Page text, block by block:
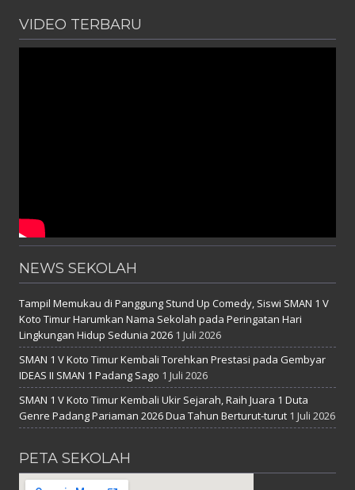
VIDEO TERBARU
NEWS SEKOLAH
Tampil Memukau di Panggung Stund Up Comedy, Siswi SMAN 1 V
Koto Timur Harumkan Nama Sekolah pada Peringatan Hari
Lingkungan Hidup Sedunia 2026 1 Juli 2026
SMAN 1 V Koto Timur Kembali Torehkan Prestasi pada Gembyar
IDEAS II SMAN 1 Padang Sago 1 Juli 2026
SMAN 1 V Koto Timur Kembali Ukir Sejarah, Raih Juara 1 Duta
Genre Padang Pariaman 2026 Dua Tahun Berturut-turut 1 Juli 2026
PETA SEKOLAH